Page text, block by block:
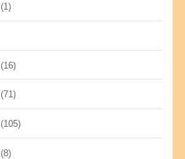
(1)
(16)
(71)
(105)
(8)